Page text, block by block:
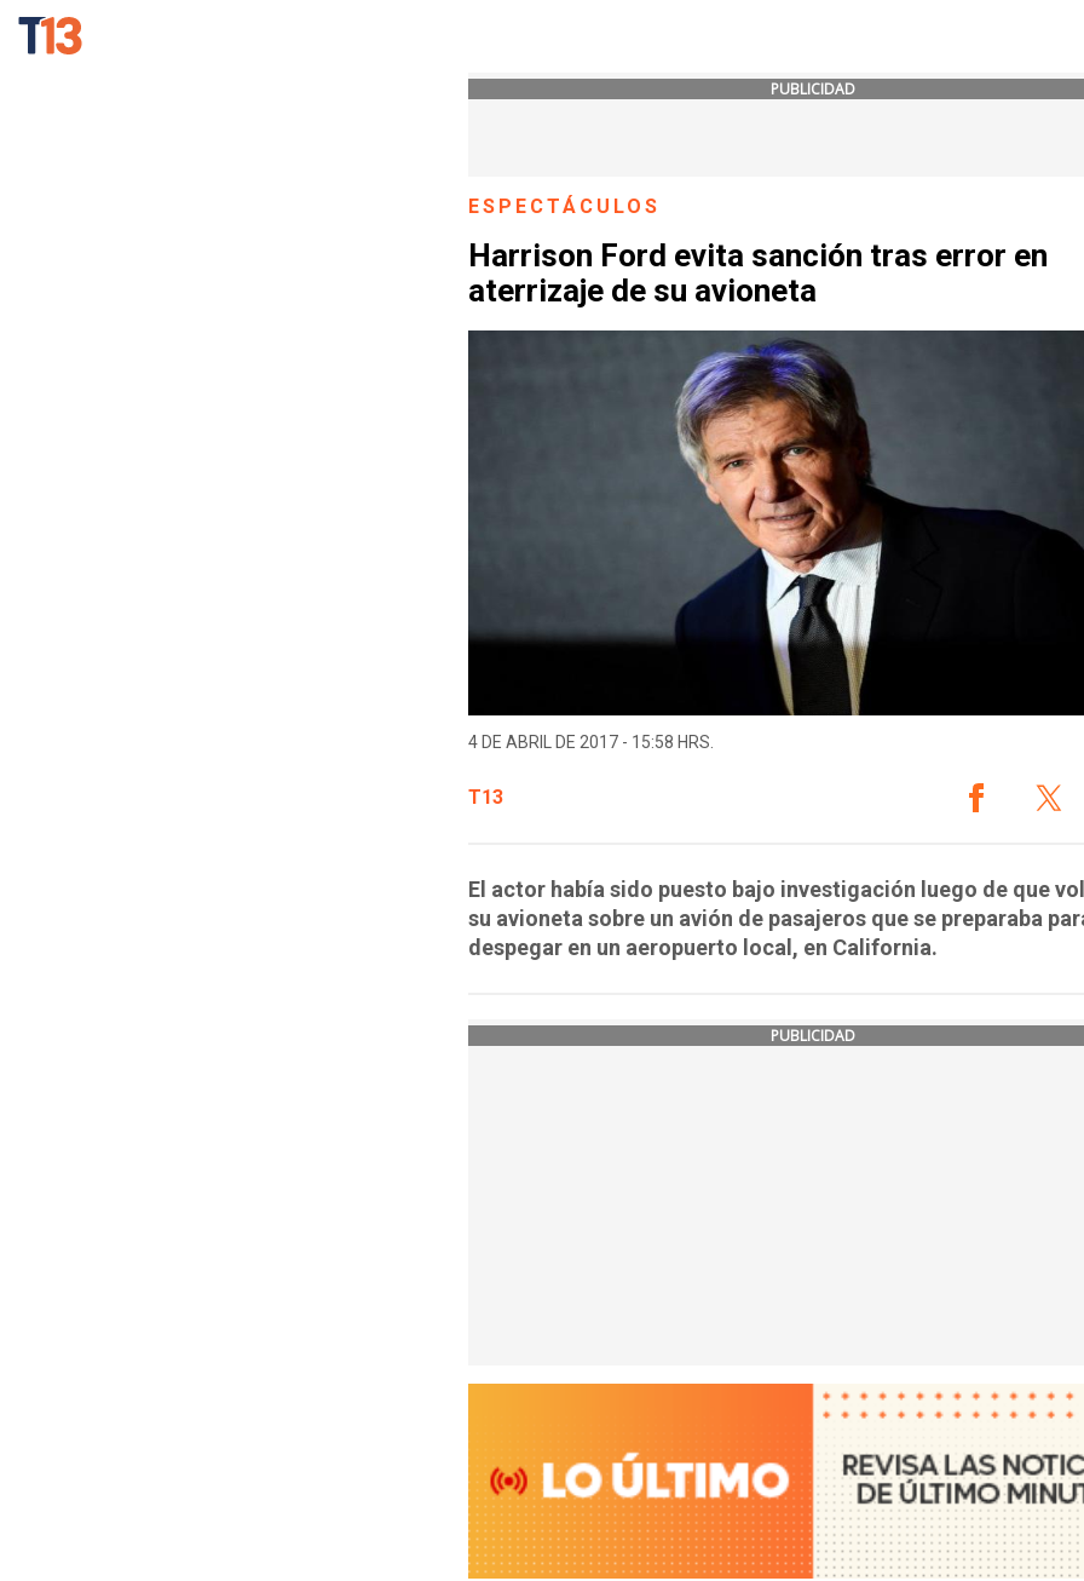
PUBLICIDAD
ESPECTÁCULOS
Harrison Ford evita sanción tras error en
aterrizaje de su avioneta
4 DE ABRIL DE 2017 - 15:58 HRS.
T13
El actor había sido puesto bajo investigación luego de que
su avioneta sobre un avión de pasajeros que se preparaba
despegar en un aeropuerto local, en California.
PUBLICIDAD